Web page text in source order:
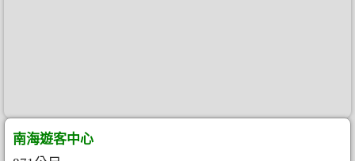
南海遊客中心